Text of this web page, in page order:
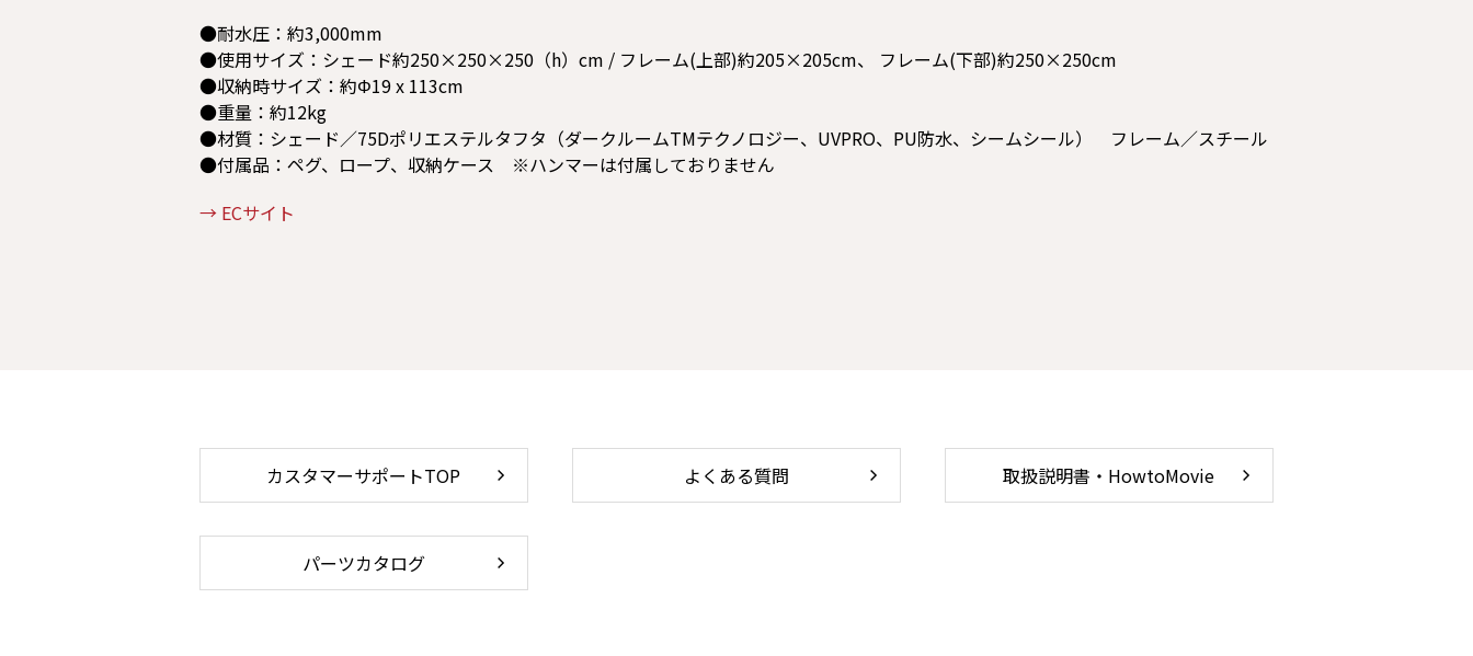
●耐水圧：約3,000mm
●使用サイズ：シェード約250×250×250（h）cm / フレーム(上部)約205×205cm、 フレーム(下部)約250×250cm
●収納時サイズ：約Φ19 x 113cm
●重量：約12kg
●材質：シェード／75Dポリエステルタフタ（ダークルームTMテクノロジー、UVPRO、PU防水、シームシール） フレーム／スチール
●付属品：ペグ、ロープ、収納ケース ※ハンマーは付属しておりません
→ ECサイト
カスタマーサポートTOP よくある質問 取扱説明書・HowtoMovie
パーツカタログ